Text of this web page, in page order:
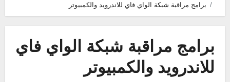
برامج مراقبة شبكة الواي فاي للاندرويد والكمبيوتر
برامج مراقبة شبكة الواي فاي
للاندرويد والكمبيوتر